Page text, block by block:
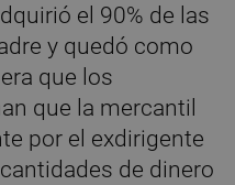
el 90% de las
y quedó como
que los
que la mercantil
por el exdirigente
de dinero